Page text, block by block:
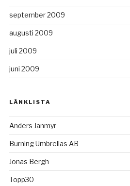
september 2009
augusti 2009
juli 2009
juni 2009
LÄNKLISTA
Anders Janmyr
Burning Umbrellas AB
Jonas Bergh
Topp30